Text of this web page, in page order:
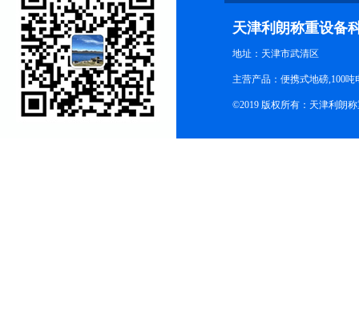
天津利朗称重设备
地址：天津市武清区
主营产品：便携式地磅,100
©2019 版权所有：天津利朗